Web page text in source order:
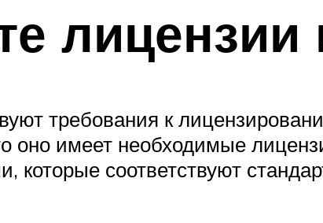
требования к
оно имеет необходимые
которые соответствуют